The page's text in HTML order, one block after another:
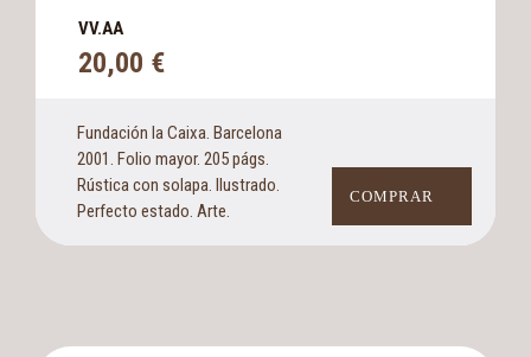
VV.AA
20,00 €
Fundación la Caixa. Barcelona
2001. Folio mayor. 205 págs.
Rústica con solapa. Ilustrado.
Perfecto estado. Arte.
COMPRAR